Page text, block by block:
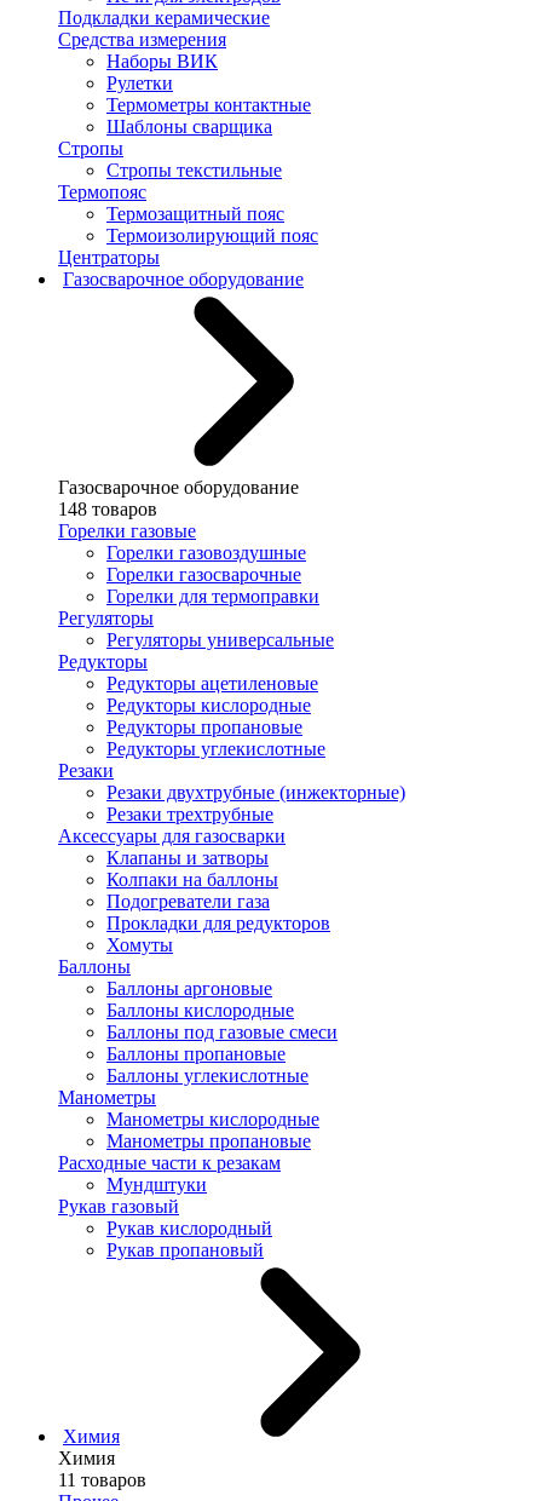
Подкладки керамические
Средства измерения
Наборы ВИК
Рулетки
Термометры контактные
Шаблоны сварщика
Стропы
Стропы текстильные
Термопояс
Термозащитный пояс
Термоизолирующий пояс
Центраторы
Газосварочное оборудование
Газосварочное оборудование
148 товаров
Горелки газовые
Горелки газовоздушные
Горелки газосварочные
Горелки для термоправки
Регуляторы
Регуляторы универсальные
Редукторы
Редукторы ацетиленовые
Редукторы кислородные
Редукторы пропановые
Редукторы углекислотные
Резаки
Резаки двухтрубные (инжекторные)
Резаки трехтрубные
Аксессуары для газосварки
Клапаны и затворы
Колпаки на баллоны
Подогреватели газа
Прокладки для редукторов
Хомуты
Баллоны
Баллоны аргоновые
Баллоны кислородные
Баллоны под газовые смеси
Баллоны пропановые
Баллоны углекислотные
Манометры
Манометры кислородные
Манометры пропановые
Расходные части к резакам
Мундштуки
Рукав газовый
Рукав кислородный
Рукав пропановый
Химия
Химия
11 товаров